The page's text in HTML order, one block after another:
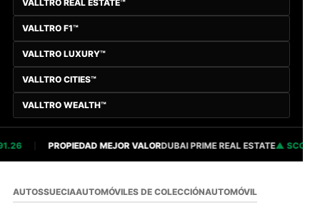
VALLTRO REAL ESTATE™
VALLTRO F1™
VALLTRO LUXURY™
VALLTRO CITIES™
VALLTRO WEALTH™
PROPIEDAD MEJOR VALORDUBAI PRIME REAL ESTATE SCORE
AUTOSSUECIAAUTOMÓVILES DE COLECCIÓNAUTOMÓVIL